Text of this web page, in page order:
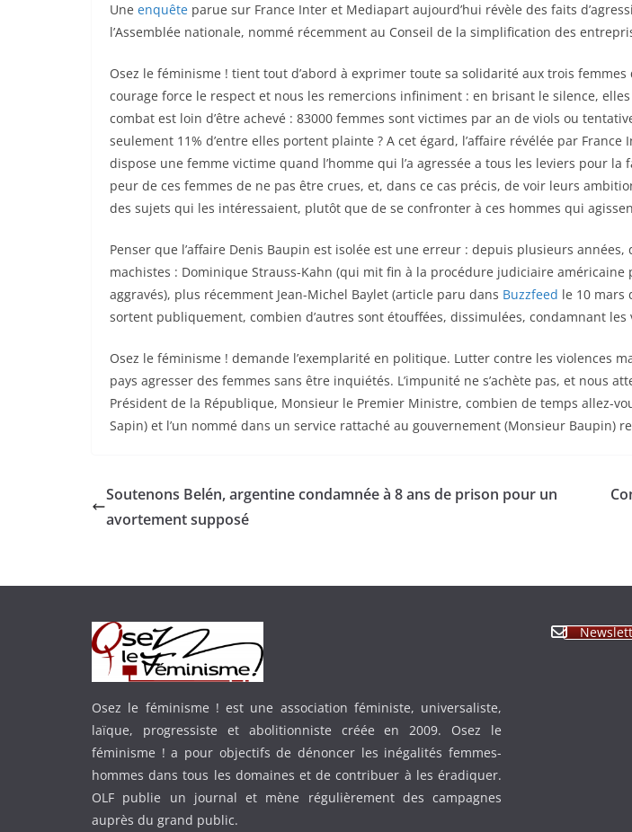
Une enquête parue sur France Inter et Mediapart aujourd’hui révèle des faits
l’Assemblée nationale, nommé récemment au Conseil de la simplification des
Osez le féminisme ! tient tout d’abord à exprimer toute sa solidarité aux trois
courage force le respect et nous les remercions infiniment : en brisant le silence,
combat est loin d’être achevé : 83000 femmes sont victimes par an de viols ou
seulement 11% d’entre elles portent plainte ? A cet égard, l’affaire révélée par
dispose une femme victime quand l’homme qui l’a agressée a tous les leviers pour
peur de ces femmes de ne pas être crues, et, dans ce cas précis, de voir leurs
des sujets qui les intéressaient, plutôt que de se confronter à ces hommes qui
Penser que l’affaire Denis Baupin est isolée est une erreur : depuis plusieurs
machistes : Dominique Strauss-Kahn (qui mit fin à la procédure judiciaire
aggravés), plus récemment Jean-Michel Baylet (article paru dans Buzzfeed le 10 mars
sortent publiquement, combien d’autres sont étouffées, dissimulées, condamnant les
Osez le féminisme ! demande l’exemplarité en politique. Lutter contre les violences
pays agresser des femmes sans être inquiétés. L’impunité ne s’achète pas, et nous
Président de la République, Monsieur le Premier Ministre, combien de temps allez-
Sapin) et l’un nommé dans un service rattaché au gouvernement (Monsieur Baupin)
Soutenons Belén, argentine condamnée à 8 ans de prison pour un
avortement supposé
Osez le féminisme ! est une association féministe, universaliste,
laïque, progressiste et abolitionniste créée en 2009. Osez le
féminisme ! a pour objectifs de dénoncer les inégalités femmes-
hommes dans tous les domaines et de contribuer à les éradiquer.
OLF publie un journal et mène régulièrement des campagnes
auprès du grand public.